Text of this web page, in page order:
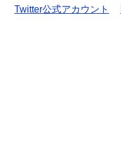
Twitter公式アカウント